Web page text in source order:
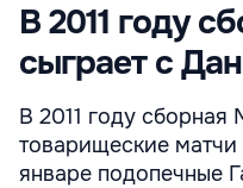
В 2011 году
сыграет с
В 2011 году сборная
товарищеские
январе подопечные